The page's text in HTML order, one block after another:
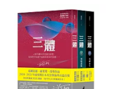
台灣廣廈(3)